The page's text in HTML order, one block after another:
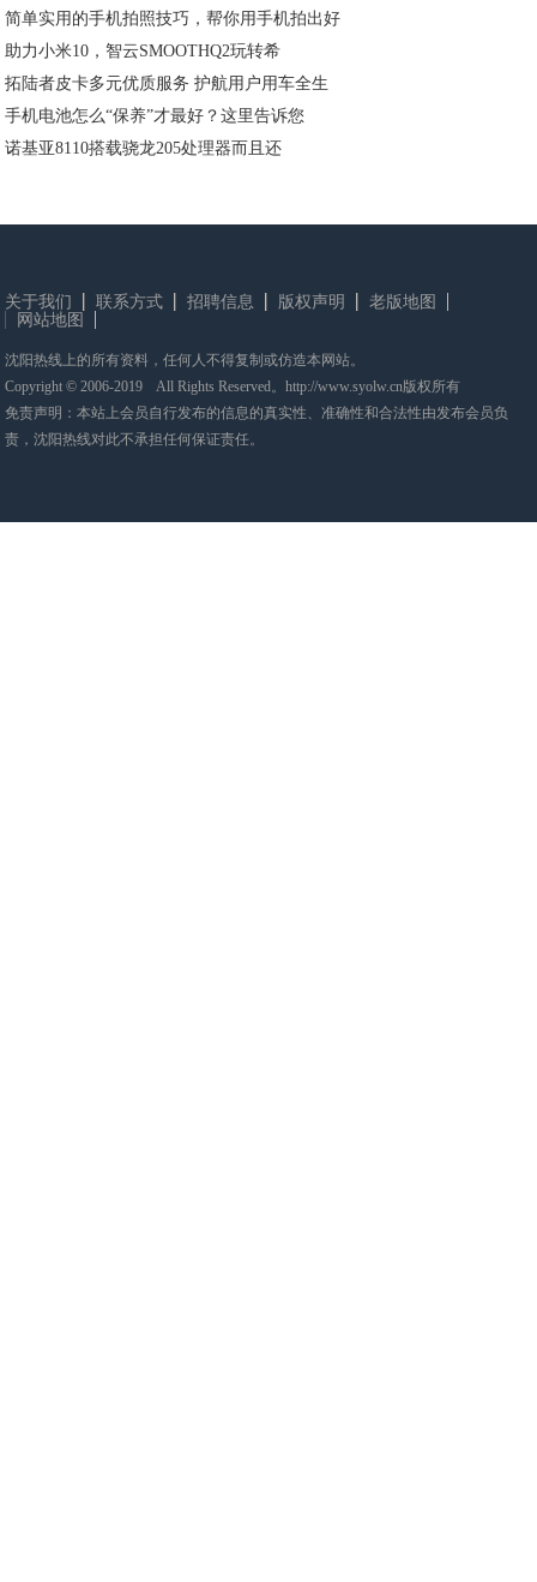
简单实用的手机拍照技巧，帮你用手机拍出好
助力小米10，智云SMOOTHQ2玩转希
拓陆者皮卡多元优质服务 护航用户用车全生
手机电池怎么“保养”才最好？这里告诉您
诺基亚8110搭载骁龙205处理器而且还
关于我们 联系方式 招聘信息 版权声明
老版地图
网站地图
沈阳热线上的所有资料，任何人不得复制或仿造本网站。
Copyright © 2006-2019 All Rights Reserved。http://www.syolw.cn版权所有
免责声明：本站上会员自行发布的信息的真实性、准确性和合法性由发布会员负
责，沈阳热线对此不承担任何保证责任。